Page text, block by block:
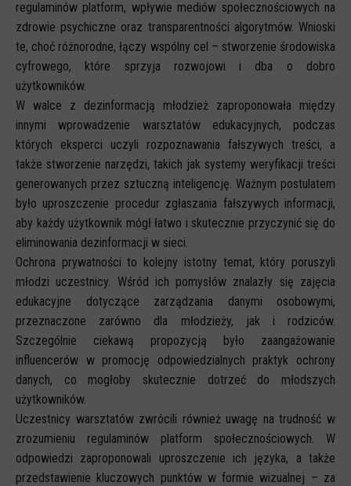
regulaminów platform, wpływie mediów społecznościowych na
zdrowie psychiczne oraz transparentności algorytmów. Wnioski
te, choć różnorodne, łączy wspólny cel – stworzenie środowiska
cyfrowego, które sprzyja rozwojowi i dba o dobro
użytkowników.
W walce z dezinformacją młodzież zaproponowała między
innymi wprowadzenie warsztatów edukacyjnych, podczas
których eksperci uczyli rozpoznawania fałszywych treści, a
także stworzenie narzędzi, takich jak systemy weryfikacji treści
generowanych przez sztuczną inteligencję. Ważnym postulatem
było uproszczenie procedur zgłaszania fałszywych informacji,
aby każdy użytkownik mógł łatwo i skutecznie przyczynić się do
eliminowania dezinformacji w sieci.
Ochrona prywatności to kolejny istotny temat, który poruszyli
młodzi uczestnicy. Wśród ich pomysłów znalazły się zajęcia
edukacyjne dotyczące zarządzania danymi osobowymi,
przeznaczone zarówno dla młodzieży, jak i rodziców.
Szczególnie ciekawą propozycją było zaangażowanie
influencerów w promocję odpowiedzialnych praktyk ochrony
danych, co mogłoby skutecznie dotrzeć do młodszych
użytkowników.
Uczestnicy warsztatów zwrócili również uwagę na trudność w
zrozumieniu regulaminów platform społecznościowych. W
odpowiedzi zaproponowali uproszczenie ich języka, a także
przedstawienie kluczowych punktów w formie wizualnej – za